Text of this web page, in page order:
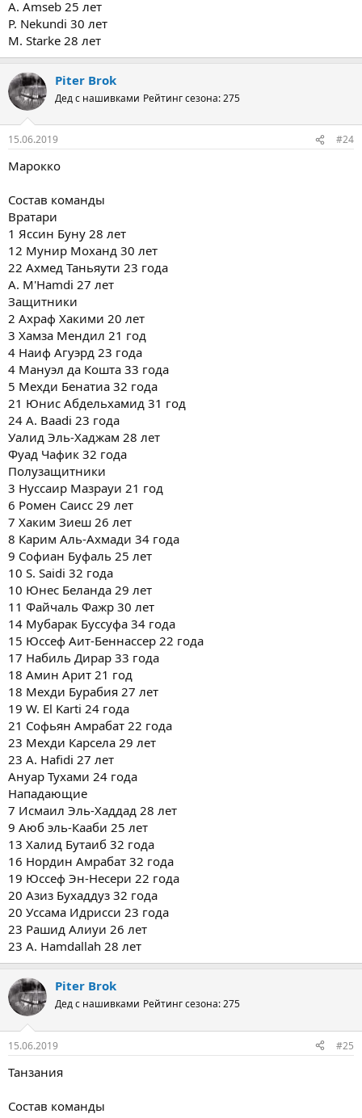
A. Amseb 25 лет
P. Nekundi 30 лет
M. Starke 28 лет
Piter Brok
Дед с нашивками Рейтинг сезона: 275
15.06.2019 #24
Марокко
Состав команды
Вратари
1 Яссин Буну 28 лет
12 Мунир Моханд 30 лет
22 Ахмед Таньяути 23 года
A. M'Hamdi 27 лет
Защитники
2 Ахраф Хакими 20 лет
3 Хамза Мендил 21 год
4 Наиф Агуэрд 23 года
4 Мануэл да Кошта 33 года
5 Мехди Бенатиа 32 года
21 Юнис Абдельхамид 31 год
24 A. Baadi 23 года
Уалид Эль-Хаджам 28 лет
Фуад Чафик 32 года
Полузащитники
3 Нуссаир Мазрауи 21 год
6 Ромен Саисс 29 лет
7 Хаким Зиеш 26 лет
8 Карим Аль-Ахмади 34 года
9 Софиан Буфаль 25 лет
10 S. Saidi 32 года
10 Юнес Беланда 29 лет
11 Файчаль Фажр 30 лет
14 Мубарак Буссуфа 34 года
15 Юссеф Аит-Беннассер 22 года
17 Набиль Дирар 33 года
18 Амин Арит 21 год
18 Мехди Бурабия 27 лет
19 W. El Karti 24 года
21 Софьян Амрабат 22 года
23 Мехди Карсела 29 лет
23 A. Hafidi 27 лет
Ануар Тухами 24 года
Нападающие
7 Исмаил Эль-Хаддад 28 лет
9 Аюб эль-Кааби 25 лет
13 Халид Бутаиб 32 года
16 Нордин Амрабат 32 года
19 Юссеф Эн-Несери 22 года
20 Азиз Бухаддуз 32 года
20 Уссама Идрисси 23 года
23 Рашид Алиуи 26 лет
23 A. Hamdallah 28 лет
Piter Brok
Дед с нашивками Рейтинг сезона: 275
15.06.2019 #25
Танзания
Состав команды